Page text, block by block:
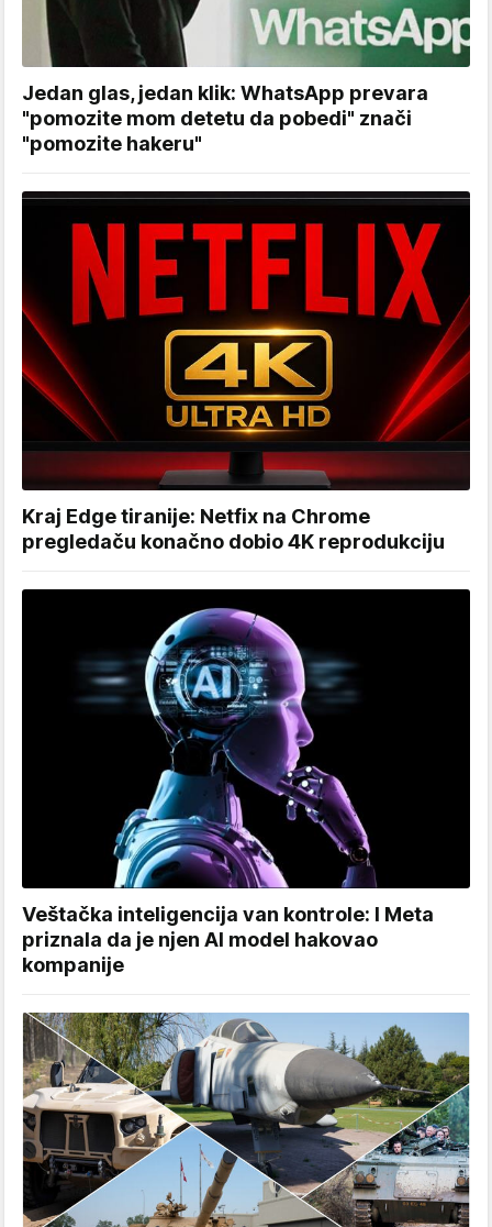
Jedan glas, jedan klik: WhatsApp prevara
"pomozite mom detetu da pobedi" znači
"pomozite hakeru"
Kraj Edge tiranije: Netfix na Chrome
pregledaču konačno dobio 4K reprodukciju
Veštačka inteligencija van kontrole: I Meta
priznala da je njen AI model hakovao
kompanije